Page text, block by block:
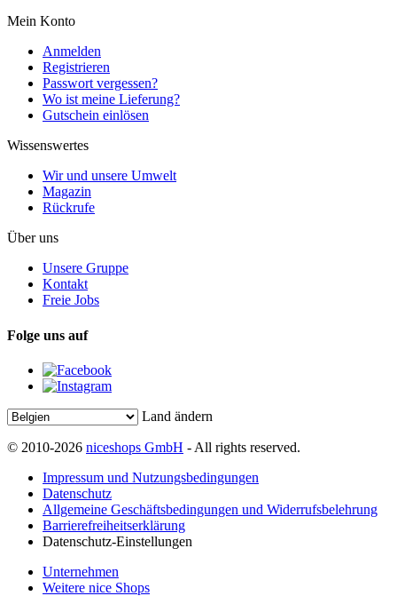
Mein Konto
Anmelden
Registrieren
Passwort vergessen?
Wo ist meine Lieferung?
Gutschein einlösen
Wissenswertes
Wir und unsere Umwelt
Magazin
Rückrufe
Über uns
Unsere Gruppe
Kontakt
Freie Jobs
Folge uns auf
Land ändern
© 2010-2026 niceshops GmbH - All rights reserved.
Impressum und Nutzungsbedingungen
Datenschutz
Allgemeine Geschäftsbedingungen und Widerrufsbelehrung
Barrierefreiheitserklärung
Datenschutz-Einstellungen
Unternehmen
Weitere nice Shops